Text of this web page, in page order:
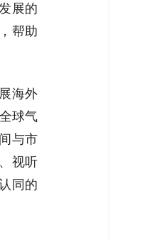
展的
帮助
海外
球气
与市
视听
同的